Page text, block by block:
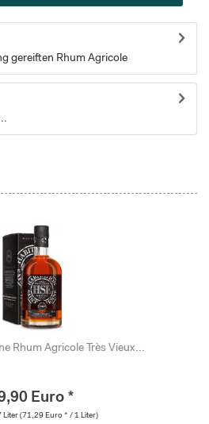
gereiften Rhum Agricole
Rhum Agricole Très Vieux...
Euro *
Liter (71,29 Euro * / 1 Liter)